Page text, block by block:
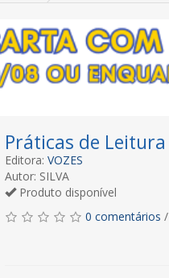
Práticas de Leitura
Editora: VOZES
Autor: SILVA
Produto disponível
0 comentários /